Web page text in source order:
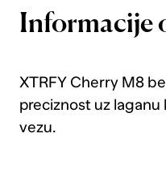
Informacije
XTRFY Cherry M8
preciznost uz
vezu.